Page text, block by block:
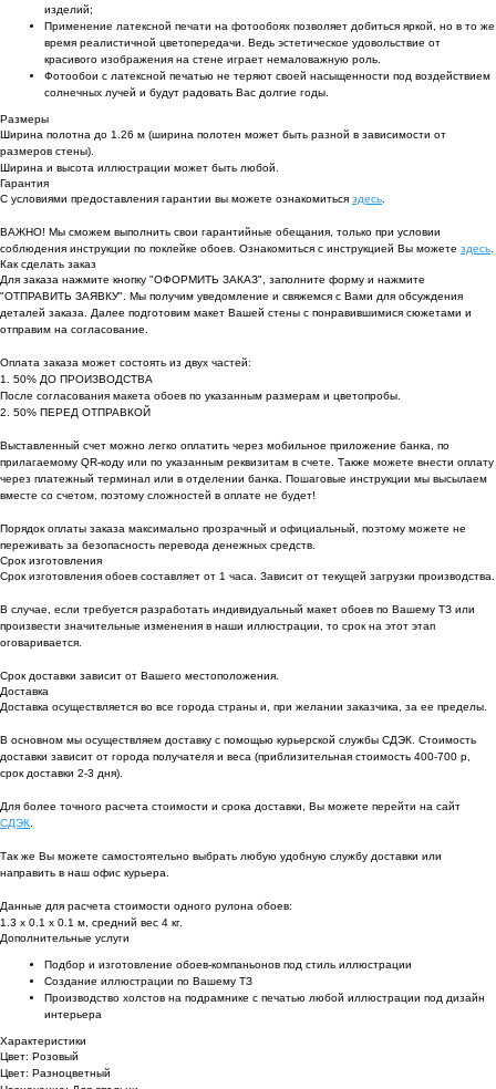
изделий;
Применение латексной печати на фотообоях позволяет добиться яркой, но в то же
время реалистичной цветопередачи. Ведь эстетическое удовольствие от
красивого изображения на стене играет немаловажную роль.
Фотообои с латексной печатью не теряют своей насыщенности под воздействием
солнечных лучей и будут радовать Вас долгие годы.
Размеры
Ширина полотна до 1.26 м (ширина полотен может быть разной в зависимости от
размеров стены).
Ширина и высота иллюстрации может быть любой.
Гарантия
С условиями предоставления гарантии вы можете ознакомиться здесь
ВАЖНО! Мы сможем выполнить свои гарантийные обещания, только при условии
соблюдения инструкции по поклейке обоев. Ознакомиться с инструкцией Вы можете здесь
Как сделать заказ
Для заказа нажмите кнопку "ОФОРМИТЬ ЗАКАЗ", заполните форму и нажмите
"ОТПРАВИТЬ ЗАЯВКУ". Мы получим уведомление и свяжемся с Вами для обсуждения
деталей заказа. Далее подготовим макет Вашей стены с понравившимися сюжетами и
отправим на согласование.
Оплата заказа может состоять из двух частей:
1. 50% ДО ПРОИЗВОДСТВА
После согласования макета обоев по указанным размерам и цветопробы.
2. 50% ПЕРЕД ОТПРАВКОЙ
Выставленный счет можно легко оплатить через мобильное приложение банка, по
прилагаемому QR-коду или по указанным реквизитам в счете. Также можете внести оплату
через платежный терминал или в отделении банка. Пошаговые инструкции мы высылаем
вместе со счетом, поэтому сложностей в оплате не будет!
Порядок оплаты заказа максимально прозрачный и официальный, поэтому можете не
переживать за безопасность перевода денежных средств.
Срок изготовления
Срок изготовления обоев составляет от 1 часа. Зависит от текущей загрузки производства.
В случае, если требуется разработать индивидуальный макет обоев по Вашему ТЗ или
произвести значительные изменения в наши иллюстрации, то срок на этот этап
оговаривается.
Срок доставки зависит от Вашего местоположения.
Доставка
Доставка осуществляется во все города страны и, при желании заказчика, за ее пределы.
В основном мы осуществляем доставку с помощью курьерской службы СДЭК. Стоимость
доставки зависит от города получателя и веса (приблизительная стоимость 400-700 р,
срок доставки 2-3 дня).
Для более точного расчета стоимости и срока доставки, Вы можете перейти на сайт
СДЭК
Так же Вы можете самостоятельно выбрать любую удобную службу доставки или
направить в наш офис курьера.
Данные для расчета стоимости одного рулона обоев:
1.3 х 0.1 х 0.1 м, средний вес 4 кг.
Дополнительные услуги
Подбор и изготовление обоев-компаньонов под стиль иллюстрации
Создание иллюстрации по Вашему ТЗ
Производство холстов на подрамнике с печатью любой иллюстрации под дизайн
интерьера
Характеристики
Цвет: Розовый
Цвет: Разноцветный